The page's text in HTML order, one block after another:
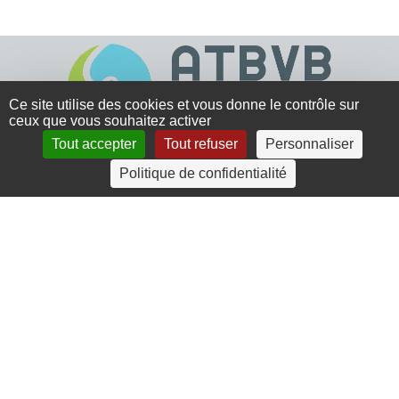
4 rue Crec’h-Ugen
22810 Belle Isle en Terre
Ce site utilise des cookies et vous donne le contrôle sur
ceux que vous souhaitez activer
Tout accepter
Tout refuser
Personnaliser
Politique de confidentialité